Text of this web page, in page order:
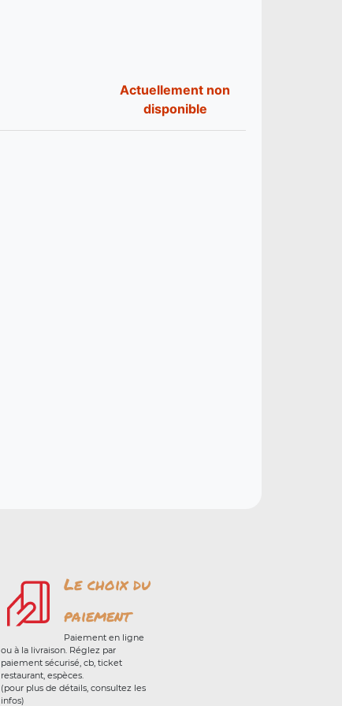
Actuellement non
disponible
Le choix du
paiement
Paiement en ligne
ou à la livraison. Réglez par
paiement sécurisé, cb, ticket
restaurant, espèces.
(pour plus de détails, consultez les
infos)